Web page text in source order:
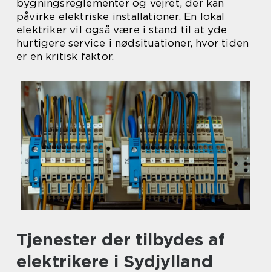
bygningsreglementer og vejret, der kan
påvirke elektriske installationer. En lokal
elektriker vil også være i stand til at yde
hurtigere service i nødsituationer, hvor tiden
er en kritisk faktor.
Tjenester der tilbydes af
elektrikere i Sydjylland